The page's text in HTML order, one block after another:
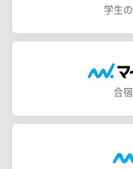
学生
合